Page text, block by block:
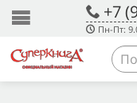
+7
Пн-Пт: